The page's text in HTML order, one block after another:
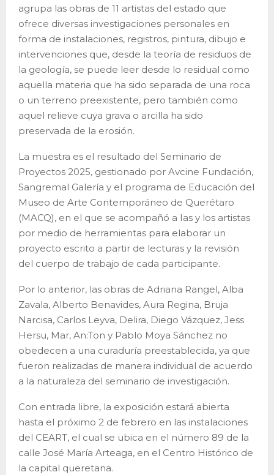
agrupa las obras de 11 artistas del estado que
ofrece diversas investigaciones personales en
forma de instalaciones, registros, pintura, dibujo e
intervenciones que, desde la teoría de residuos de
la geología, se puede leer desde lo residual como
aquella materia que ha sido separada de una roca
o un terreno preexistente, pero también como
aquel relieve cuya grava o arcilla ha sido
preservada de la erosión.
La muestra es el resultado del Seminario de
Proyectos 2025, gestionado por Avcine Fundación,
Sangremal Galería y el programa de Educación del
Museo de Arte Contemporáneo de Querétaro
(MACQ), en el que se acompañó a Ias y los artistas
por medio de herramientas para elaborar un
proyecto escrito a partir de lecturas y la revisión
del cuerpo de trabajo de cada participante.
Por lo anterior, las obras de Adriana Rangel, Alba
Zavala, Alberto Benavides, Aura Regina, Bruja
Narcisa, Carlos Leyva, Delira, Diego Vázquez, Jess
Hersu, Mar, An:Ton y Pablo Moya Sánchez no
obedecen a una curaduría preestablecida, ya que
fueron realizadas de manera individual de acuerdo
a la naturaleza del seminario de investigación.
Con entrada libre, la exposición estará abierta
hasta el próximo 2 de febrero en las instalaciones
del CEART, el cual se ubica en el número 89 de la
calle José María Arteaga, en el Centro Histórico de
la capital queretana.